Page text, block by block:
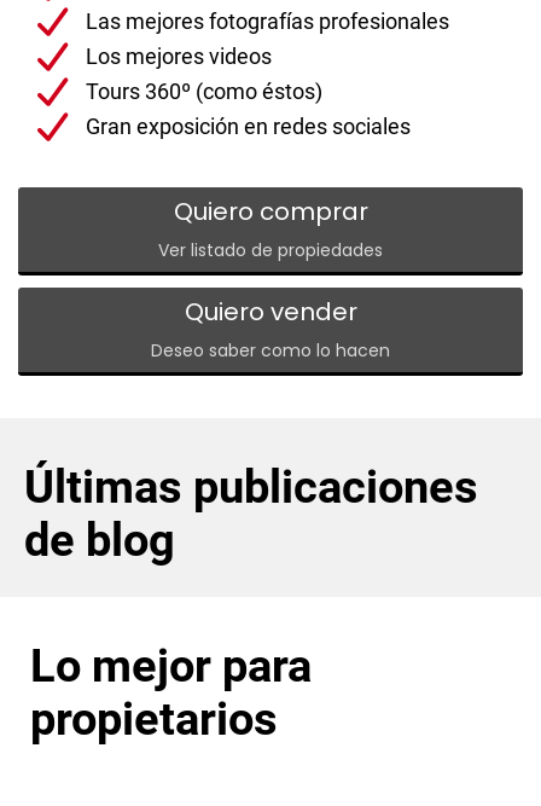
Las mejores fotografías profesionales
Los mejores videos
Tours 360º (como éstos)
Gran exposición en redes sociales
Quiero comprar
Ver listado de propiedades
Quiero vender
Deseo saber como lo hacen
Últimas publicaciones
de blog
Lo mejor para
propietarios